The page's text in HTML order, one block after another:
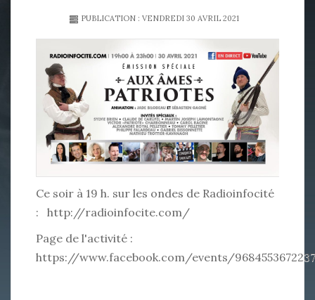
PUBLICATION : VENDREDI 30 AVRIL 2021
Ce soir à 19 h. sur les ondes de Radioinfocité
:
http://radioinfocite.com/
Page de l'activité :
https://www.facebook.com/events/